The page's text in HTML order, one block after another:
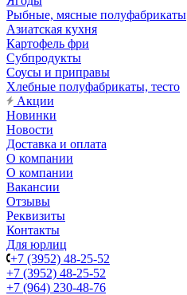
Рыбные, мясные полуфабрикаты
Азиатская кухня
Картофель фри
Субпродукты
Соусы и приправы
Хлебные полуфабрикаты, тесто
Акции
Новинки
Новости
Доставка и оплата
О компании
О компании
Вакансии
Отзывы
Реквизиты
Контакты
Для юрлиц
+7 (3952) 48-25-52
+7 (3952) 48-25-52
+7 (964) 230-48-76